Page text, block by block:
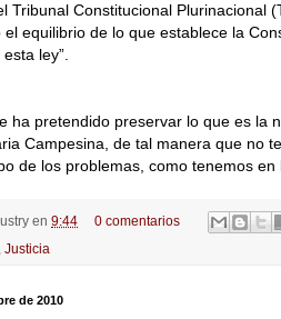
Tribunal Constitucional Plurinacional
el equilibrio de lo que establece la
ley”.
ha pretendido preservar lo que es la
Campesina, de tal manera que no
de los problemas, como tenemos en
en 9:44
0 comentarios
Justicia
de 2010